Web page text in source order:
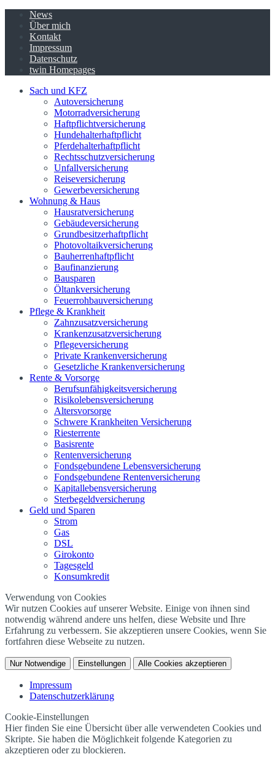
News
Über mich
Kontakt
Impressum
Datenschutz
twin Homepages
Sach und KFZ
Autoversicherung
Motorradversicherung
Haftpflichtversicherung
Hundehalterhaftpflicht
Pferdehalterhaftpflicht
Rechtsschutzversicherung
Unfallversicherung
Reiseversicherung
Gewerbeversicherung
Wohnung & Haus
Hausratversicherung
Gebäudeversicherung
Grundbesitzerhaftpflicht
Photovoltaikversicherung
Bauherrenhaftpflicht
Baufinanzierung
Bausparen
Öltankversicherung
Feuerrohbauversicherung
Pflege & Krankheit
Zahnzusatzversicherung
Krankenzusatzversicherung
Pflegeversicherung
Private Krankenversicherung
Gesetzliche Krankenversicherung
Rente & Vorsorge
Berufs­unfähigkeitsversicherung
Risikolebensversicherung
Altersvorsorge
Schwere Krankheiten Versicherung
Riesterrente
Basisrente
Rentenversicherung
Fondsgebundene Lebensversicherung
Fondsgebundene Rentenversicherung
Kapitallebensversicherung
Sterbegeldversicherung
Geld und Sparen
Strom
Gas
DSL
Girokonto
Tagesgeld
Konsumkredit
Verwendung von Cookies
Wir nutzen Cookies auf unserer Website. Einige von ihnen sind
notwendig während andere uns helfen, diese Website und Ihre
Erfahrung zu verbessern. Sie akzeptieren unsere Cookies, wenn Sie
fortfahren diese Webseite zu nutzen.
Nur Notwendige Einstellungen Alle Cookies akzeptieren
Impressum
Datenschutzerklärung
Cookie-Einstellungen
Hier finden Sie eine Übersicht über alle verwendeten Cookies und
Skripte. Sie haben die Möglichkeit folgende Kategorien zu
akzeptieren oder zu blockieren.